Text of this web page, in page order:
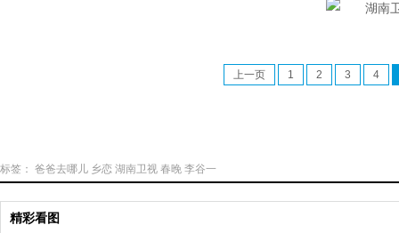
上一页 1 2 3 4
标签： 爸爸去哪儿 乡恋 湖南卫视 春晚 李谷一
精彩看图